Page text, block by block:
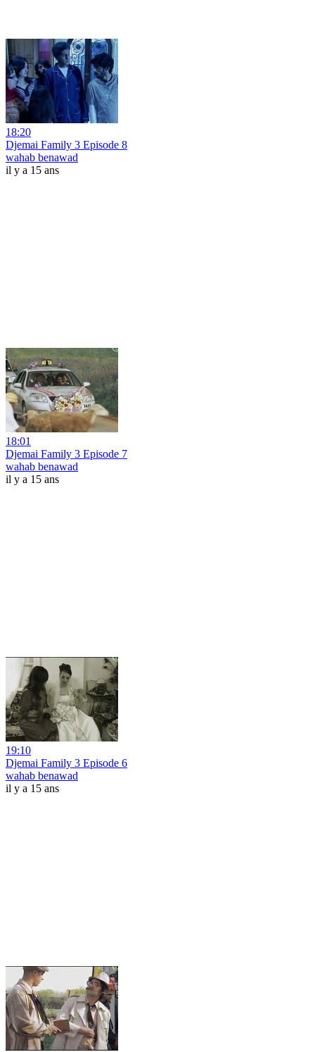
18:20
Djemai Family 3 Episode 8
wahab benawad
il y a 15 ans
18:01
Djemai Family 3 Episode 7
wahab benawad
il y a 15 ans
19:10
Djemai Family 3 Episode 6
wahab benawad
il y a 15 ans